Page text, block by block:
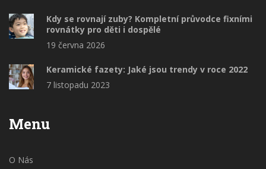
Kdy se rovnají zuby? Kompletní průvodce fixními
rovnátky pro děti i dospělé
19 června 2026
Keramické fazety: Jaké jsou trendy v roce 2022
7 listopadu 2023
Menu
O Nás